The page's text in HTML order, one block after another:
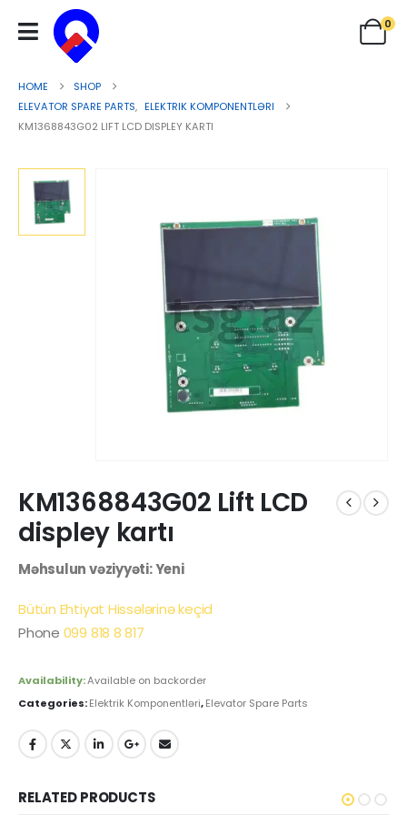
0
HOME
SHOP
ELEVATOR SPARE PARTS, ELEKTRIK KOMPONENTLƏRI
KM1368843G02 LIFT LCD DISPLEY KARTI
KM1368843G02 Lift LCD
displey kartı
Məhsulun vəziyyəti: Yeni
Bütün Ehtiyat Hissələrinə keçid
Phone 099 818 8 817
Availability:Available on backorder
Categories:Elektrik Komponentləri,Elevator Spare Parts
RELATED PRODUCTS